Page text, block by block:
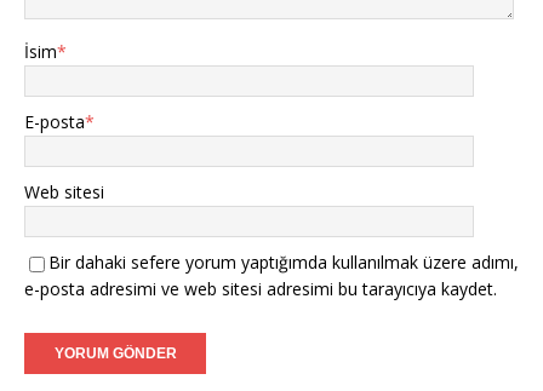
İsim*
E-posta*
Web sitesi
Bir dahaki sefere yorum yaptığımda kullanılmak üzere adımı,
e-posta adresimi ve web sitesi adresimi bu tarayıcıya kaydet.